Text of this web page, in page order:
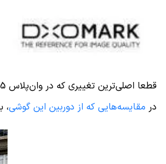
قطعا اصلی‌ترین تغییری که در وان‌‌پلاس 5 ایجاد شده است به دوربین مربوط می‏شود. وان‌پلاس 5 مجهز به دوربین دوربین 16 + 20 مگاپیکسلی است که به ترتیب دیافراگمی برابر با
در مقایسه‌هایی که از دوربین این گوشی،